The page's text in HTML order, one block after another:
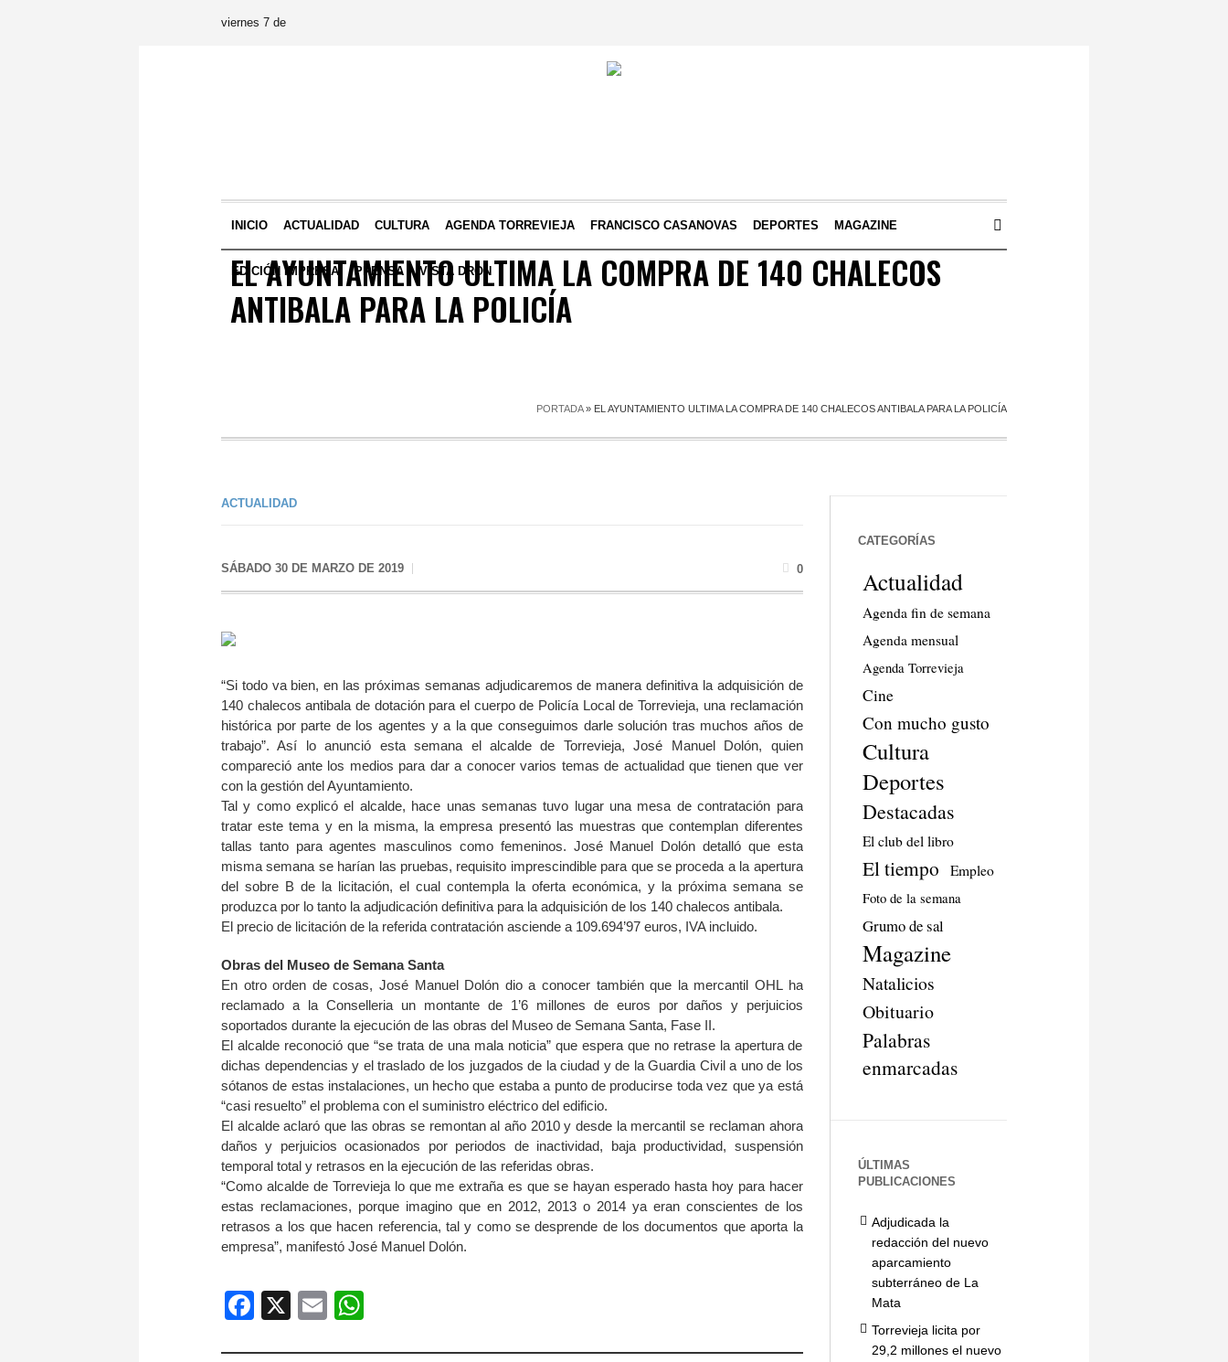
viernes 7 de
INICIO ACTUALIDAD CULTURA AGENDA TORREVIEJA FRANCISCO CASANOVAS DEPORTES MAGAZINE
EDICIÓN IMPRESA PRENSA VISTA DRON
EL AYUNTAMIENTO ULTIMA LA COMPRA DE 140 CHALECOS
ANTIBALA PARA LA POLICÍA
PORTADA» EL AYUNTAMIENTO ULTIMA LA COMPRA DE 140 CHALECOS ANTIBALA PARA LA POLICÍA
ACTUALIDAD
SÁBADO 30 DE MARZO DE 2019 0
“Si todo va bien, en las próximas semanas adjudicaremos de manera definitiva la adquisición de
140 chalecos antibala de dotación para el cuerpo de Policía Local de Torrevieja, una reclamación
histórica por parte de los agentes y a la que conseguimos darle solución tras muchos años de
trabajo”. Así lo anunció esta semana el alcalde de Torrevieja, José Manuel Dolón, quien
compareció ante los medios para dar a conocer varios temas de actualidad que tienen que ver
con la gestión del Ayuntamiento.
Tal y como explicó el alcalde, hace unas semanas tuvo lugar una mesa de contratación para
tratar este tema y en la misma, la empresa presentó las muestras que contemplan diferentes
tallas tanto para agentes masculinos como femeninos. José Manuel Dolón detalló que esta
misma semana se harían las pruebas, requisito imprescindible para que se proceda a la apertura
del sobre B de la licitación, el cual contempla la oferta económica, y la próxima semana se
produzca por lo tanto la adjudicación definitiva para la adquisición de los 140 chalecos antibala.
El precio de licitación de la referida contratación asciende a 109.694’97 euros, IVA incluido.
Obras del Museo de Semana Santa
En otro orden de cosas, José Manuel Dolón dio a conocer también que la mercantil OHL ha
reclamado a la Conselleria un montante de 1’6 millones de euros por daños y perjuicios
soportados durante la ejecución de las obras del Museo de Semana Santa, Fase II.
El alcalde reconoció que “se trata de una mala noticia” que espera que no retrase la apertura de
dichas dependencias y el traslado de los juzgados de la ciudad y de la Guardia Civil a uno de los
sótanos de estas instalaciones, un hecho que estaba a punto de producirse toda vez que ya está
“casi resuelto” el problema con el suministro eléctrico del edificio.
El alcalde aclaró que las obras se remontan al año 2010 y desde la mercantil se reclaman ahora
daños y perjuicios ocasionados por periodos de inactividad, baja productividad, suspensión
temporal total y retrasos en la ejecución de las referidas obras.
“Como alcalde de Torrevieja lo que me extraña es que se hayan esperado hasta hoy para hacer
estas reclamaciones, porque imagino que en 2012, 2013 o 2014 ya eran conscientes de los
retrasos a los que hacen referencia, tal y como se desprende de los documentos que aporta la
empresa”, manifestó José Manuel Dolón.
Facebook
X Email
CATEGORÍAS
Actualidad
Agenda fin de semana
Agenda mensual
Agenda Torrevieja
Cine
Con mucho gusto
Cultura
Deportes
Destacadas
El club del libro
El tiempo Empleo
Foto de la semana
Grumo de sal
Magazine
Natalicios
Obituario
Palabras
enmarcadas
ÚLTIMAS
PUBLICACIONES
Adjudicada la
redacción del nuevo
aparcamiento
subterráneo de La
Mata
Torrevieja licita por
29,2 millones el nuevo